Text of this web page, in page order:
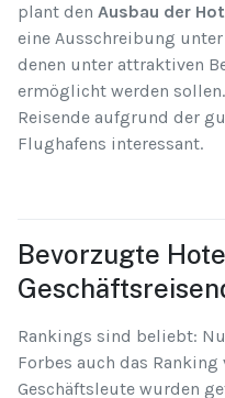
plant den Ausbau der
eine Ausschreibung
denen unter attraktiven
ermöglicht werden
Reisende aufgrund der
Flughafens interessant.
Bevorzugte
Rankings sind beliebt:
Forbes auch das
Geschäftsleute wurden